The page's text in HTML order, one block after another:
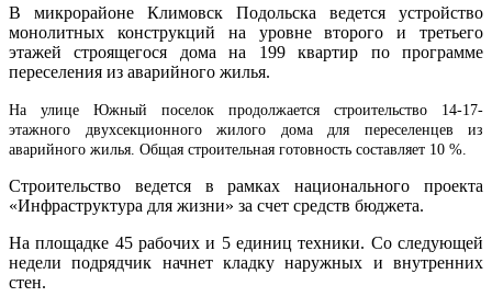
В микрорайоне Климовск Подольска ведется устройство
монолитных конструкций на уровне второго и третьего
этажей строящегося дома на 199 квартир по программе
переселения из аварийного жилья.
На улице Южный поселок продолжается строительство 14-17-
этажного двухсекционного жилого дома для переселенцев из
аварийного жилья. Общая строительная готовность составляет 10 %.
Строительство ведется в рамках национального проекта
«Инфраструктура для жизни» за счет средств бюджета.
На площадке 45 рабочих и 5 единиц техники. Со следующей
недели подрядчик начнет кладку наружных и внутренних
стен.